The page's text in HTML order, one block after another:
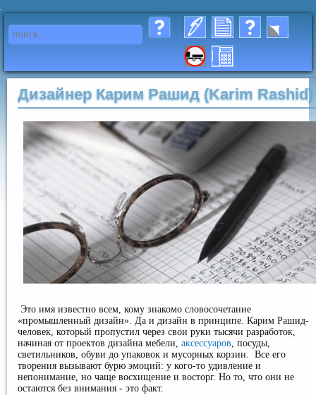
Дизайнер Карим Рашид (Karim Rashid)
Это имя известно всем, кому знакомо словосочетание
«промышленный дизайн». Да и дизайн в принципе. Карим Рашид-
человек, который пропустил через свои руки тысячи разработок,
начиная от проектов дизайна мебели, аксессуаров, посуды,
светильников, обуви до упаковок и мусорных корзин. Все его
творения вызывают бурю эмоций: у кого-то удивление и
непонимание, но чаще восхищение и восторг. Но то, что они не
остаются без внимания - это факт.